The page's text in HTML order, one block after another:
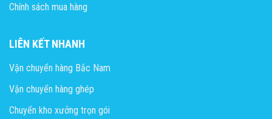
Chính sách mua hàng
LIÊN KẾT NHANH
Vận chuyển hàng Bắc Nam
Vận chuyển hàng ghép
Chuyển kho xưởng trọn gói